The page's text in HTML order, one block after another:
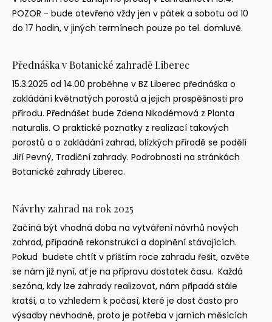
Balkónové rostliny, fuchsie, osazování truhlíků
Poradenství a konzultace
Reference
Aktuality
Kontakty
POZOR - bude otevřeno vždy jen v pátek a sobotu od 10
do 17 hodin, v jiných termínech pouze po tel. domluvě.
Přednáška vBotanické zahraděLiberec
15.3.2025 od 14.00 proběhne v BZ Liberec přednáška o
zakládání květnatých porostů a jejich prospěšnosti pro
přírodu. Přednášet bude Zdena Nikodémová z Planta
naturalis. O praktické poznatky z realizací takových
porostů a o zakládání zahrad, blízkých přírodě se podělí
Jiří Pevný, Tradiční zahrady. Podrobnosti na stránkách
Botanické zahrady Liberec.
Návrhyzahrad na rok 2025
Začíná být vhodná doba na vytváření návrhů nových
zahrad, případně rekonstrukcí a doplnění stávajících.
Pokud budete chtít v příštím roce zahradu řešit, ozvěte
se nám již nyní, ať je na přípravu dostatek času. Každá
sezóna, kdy lze zahrady realizovat, nám připadá stále
kratší, a to vzhledem k počasí, které je dost často pro
výsadby nevhodné, proto je potřeba v jarních měsících